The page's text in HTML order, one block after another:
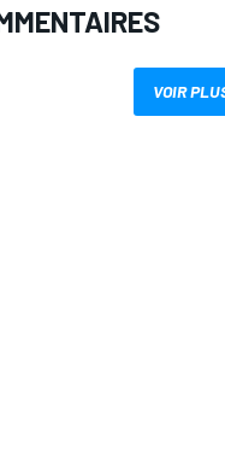
VOIR